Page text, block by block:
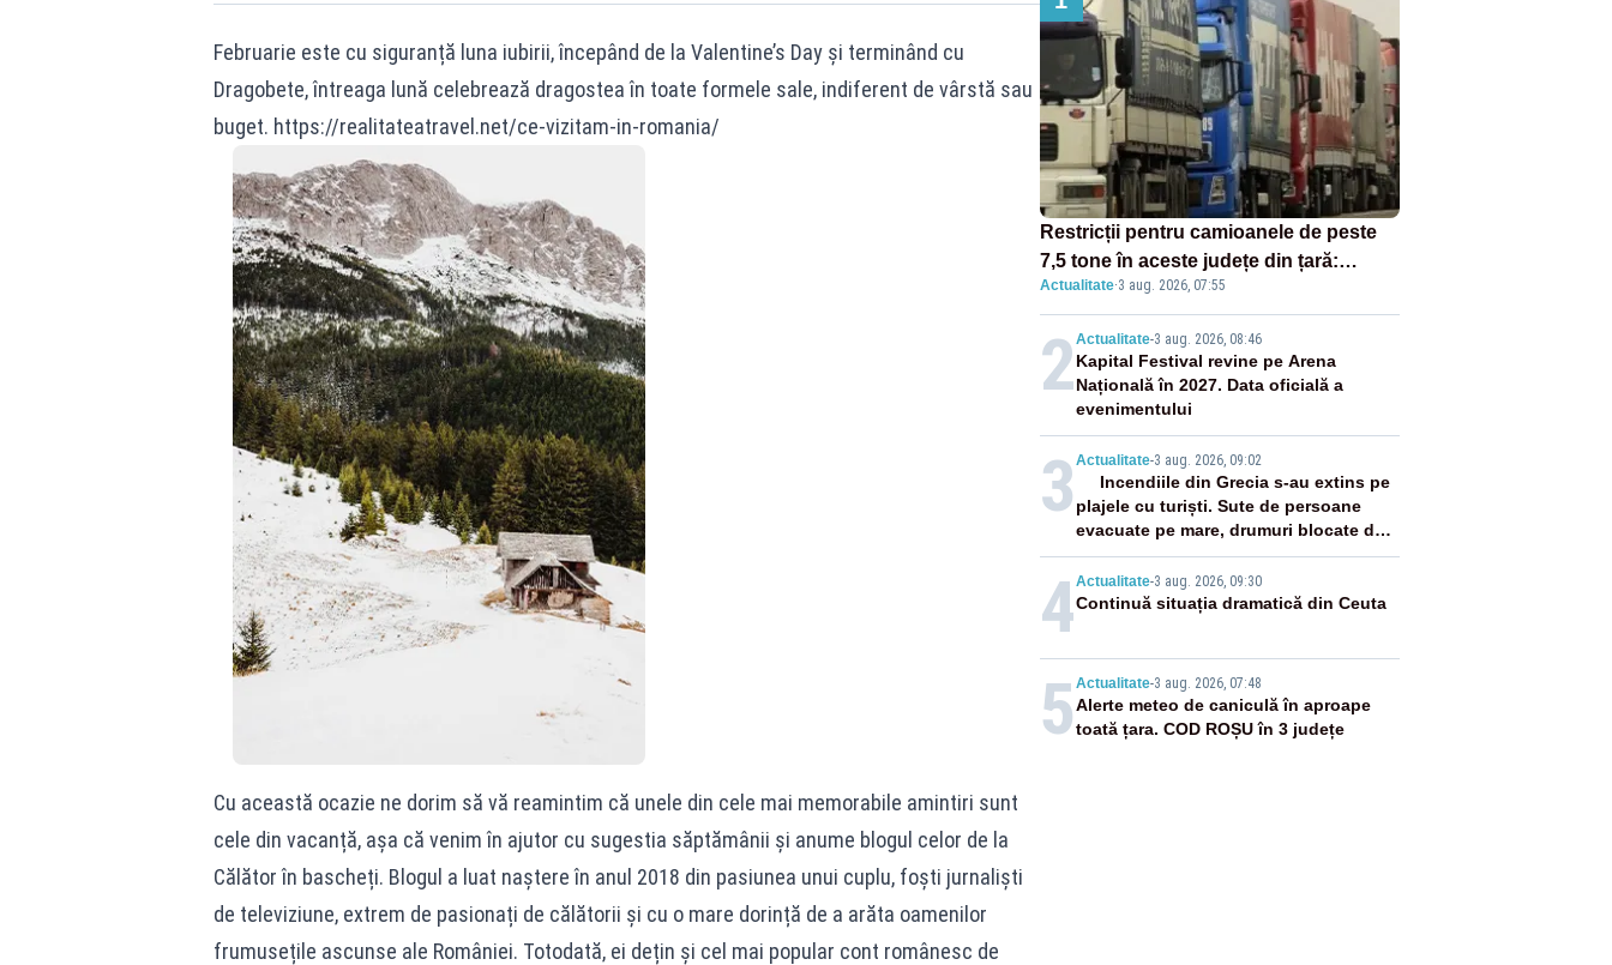
Februarie este cu siguranță luna iubirii, începând de la Valentine’s Day și terminând cu
Dragobete, întreaga lună celebrează dragostea în toate formele sale, indiferent de vârstă sau
buget. https://realitateatravel.net/ce-vizitam-in-romania/
Cu această ocazie ne dorim să vă reamintim că unele din cele mai memorabile amintiri sunt
cele din vacanță, așa că venim în ajutor cu sugestia săptămânii și anume blogul celor de la
Călător în bascheți. Blogul a luat naștere în anul 2018 din pasiunea unui cuplu, foști jurnaliști
de televiziune, extrem de pasionați de călătorii și cu o mare dorință de a arăta oamenilor
frumusețile ascunse ale României. Totodată, ei dețin și cel mai popular cont românesc de
Restricții pentru camioanele de peste
7,5 tone în aceste județe din țară:
circulația este interzisă luni, între orele
12:00 și 20:00
Actualitate·3 aug. 2026, 07:55
2Actualitate-3 aug. 2026, 08:46
Kapital Festival revine pe Arena
Națională în 2027. Data oficială a
evenimentului
3 Actualitate-3 aug. 2026, 09:02
Incendiile din Grecia s-au extins pe
plajele cu turiști. Sute de persoane
evacuate pe mare, drumuri blocate de
flăcări
4Actualitate-3 aug. 2026, 09:30
Continuă situația dramatică din Ceuta
5 Actualitate-3 aug. 2026, 07:48
Alerte meteo de caniculă în aproape
toată țara. COD ROȘU în 3 județe